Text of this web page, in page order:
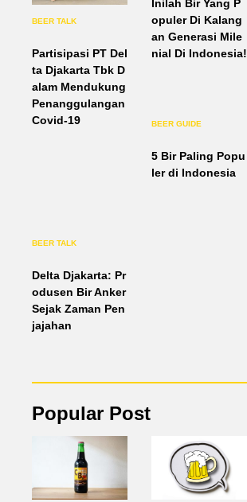
BEER TALK
Partisipasi PT Del
ta Djakarta Tbk D
alam Mendukung
Penanggulangan
Covid-19
Inilah Bir Yang P
opuler Di Kalang
an Generasi Mile
nial Di Indonesia!
BEER GUIDE
5 Bir Paling Popu
ler di Indonesia
BEER TALK
Delta Djakarta: Pr
odusen Bir Anker
Sejak Zaman Pen
jajahan
Popular Post